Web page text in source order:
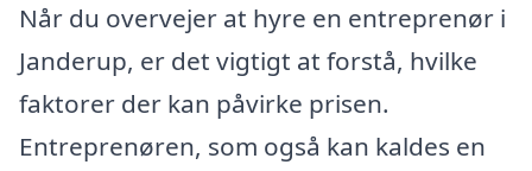
Når du overvejer at hyre en entreprenør i
Janderup, er det vigtigt at forstå, hvilke
faktorer der kan påvirke prisen.
Entreprenøren, som også kan kaldes en